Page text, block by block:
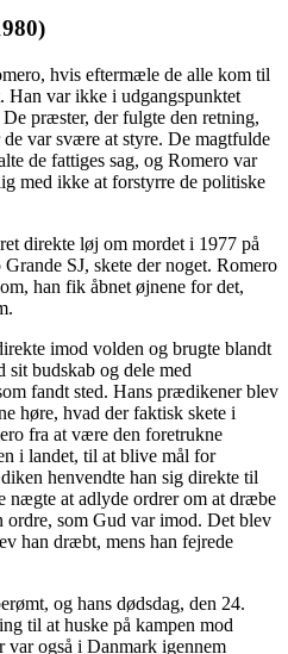
hvis eftermæle de alle kom til
Han var ikke i udgangspunktet
præster, der fulgte den retning,
var svære at styre. De magtfulde
de fattiges sag, og Romero var
med ikke at forstyrre de politiske
direkte løj om mordet i 1977 på
SJ, skete der noget. Romero
han fik åbnet øjnene for det,
imod volden og brugte blandt
sit budskab og dele med
fandt sted. Hans prædikener blev
høre, hvad der faktisk skete i
fra at være den foretrukne
i landet, til at blive mål for
henvendte han sig direkte til
nægte at adlyde ordrer om at dræbe
ordre, som Gud var imod. Det blev
han dræbt, mens han fejrede
og hans dødsdag, den 24.
til at huske på kampen mod
også i Danmark igennem